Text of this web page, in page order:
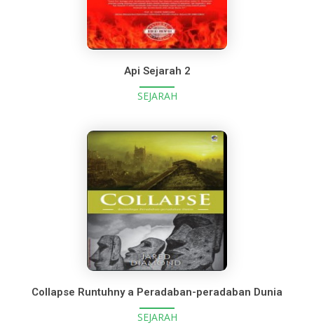
Api Sejarah 2
SEJARAH
Collapse Runtuhny a Peradaban-peradaban Dunia
SEJARAH